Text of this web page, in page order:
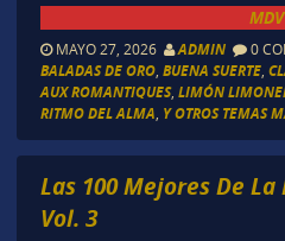
MDV
MAYO 27, 2026 ADMIN 0
BALADAS DE ORO, BUENA SUERTE,
AUX ROMANTIQUES, LIMÓN
RITMO DEL ALMA Y OTROS TEMAS
Las 100 Mejores De La
Vol. 3